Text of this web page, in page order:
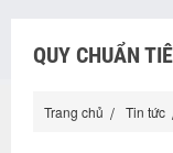
QUY CHUẨN
Trang chủ Tin tức